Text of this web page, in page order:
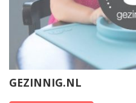
GEZINNIG.NL